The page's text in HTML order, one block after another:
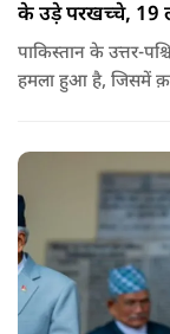
के उड़े परखच्चे, 19
पाकिस्तान के उत्तर-
हमला हुआ है, जिसमें